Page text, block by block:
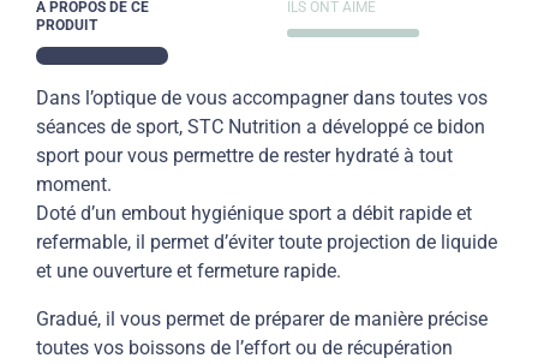
À PROPOS DE CE
PRODUIT
ILS ONT AIMÉ
Dans l’optique de vous accompagner dans toutes vos
séances de sport, STC Nutrition a développé ce bidon
sport pour vous permettre de rester hydraté à tout
moment.
Doté d’un embout hygiénique sport a débit rapide et
refermable, il permet d’éviter toute projection de liquide
et une ouverture et fermeture rapide.
Gradué, il vous permet de préparer de manière précise
toutes vos boissons de l’effort ou de récupération